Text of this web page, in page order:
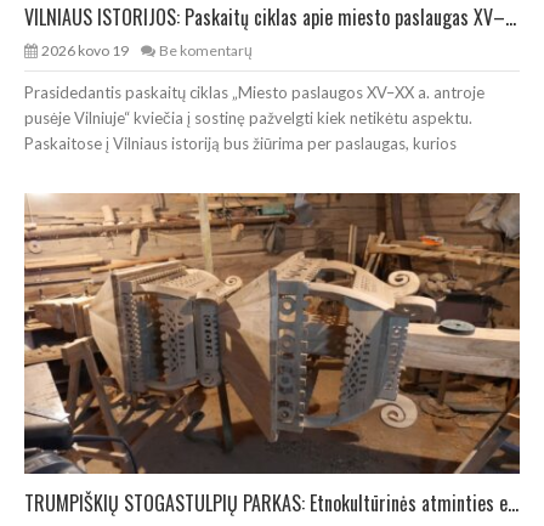
VILNIAUS ISTORIJOS: Paskaitų ciklas apie miesto paslaugas XV–XX a.
2026 kovo 19 Be komentarų
Prasidedantis paskaitų ciklas „Miesto paslaugos XV–XX a. antroje
pusėje Vilniuje“ kviečia į sostinę pažvelgti kiek netikėtu aspektu.
Paskaitose į Vilniaus istoriją bus žiūrima per paslaugas, kurios
TRUMPIŠKIŲ STOGASTULPIŲ PARKAS: Etnokultūrinės atminties erdvė